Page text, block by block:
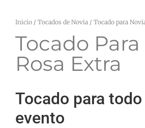
Inicio / Tocados de Novia / Tocado para
Tocado
Rosa Extra
Tocado para
evento